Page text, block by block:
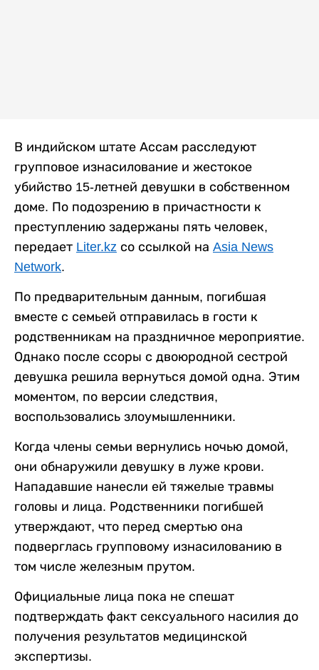
В индийском штате Ассам расследуют
групповое изнасилование и жестокое
убийство 15-летней девушки в собственном
доме. По подозрению в причастности к
преступлению задержаны пять человек,
передает Liter.kz со ссылкой на Asia News
Network.
По предварительным данным, погибшая
вместе с семьей отправилась в гости к
родственникам на праздничное мероприятие.
Однако после ссоры с двоюродной сестрой
девушка решила вернуться домой одна. Этим
моментом, по версии следствия,
воспользовались злоумышленники.
Когда члены семьи вернулись ночью домой,
они обнаружили девушку в луже крови.
Нападавшие нанесли ей тяжелые травмы
головы и лица. Родственники погибшей
утверждают, что перед смертью она
подверглась групповому изнасилованию в
том числе железным прутом.
Официальные лица пока не спешат
подтверждать факт сексуального насилия до
получения результатов медицинской
экспертизы.